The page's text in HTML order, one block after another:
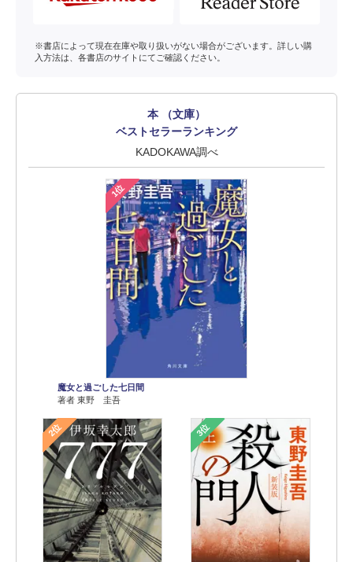
※書店によって現在在庫や取り扱いがない場合がございます。詳しい購
入方法は、各書店のサイトにてご確認ください。
本 （文庫）
ベストセラーランキング
KADOKAWA調べ
1位
魔女と過ごした七日間
著者 東野 圭吾
2位 3位